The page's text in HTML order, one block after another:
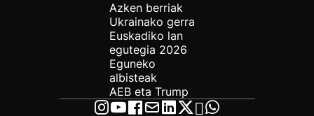
Azken berriak
Ukrainako gerra
Euskadiko lan
egutegia 2026
Eguneko
albisteak
AEB eta Trump